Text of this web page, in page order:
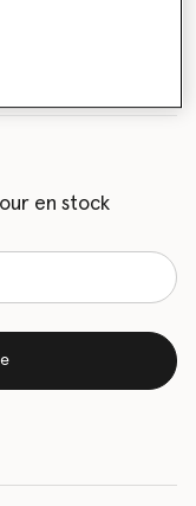
en stock